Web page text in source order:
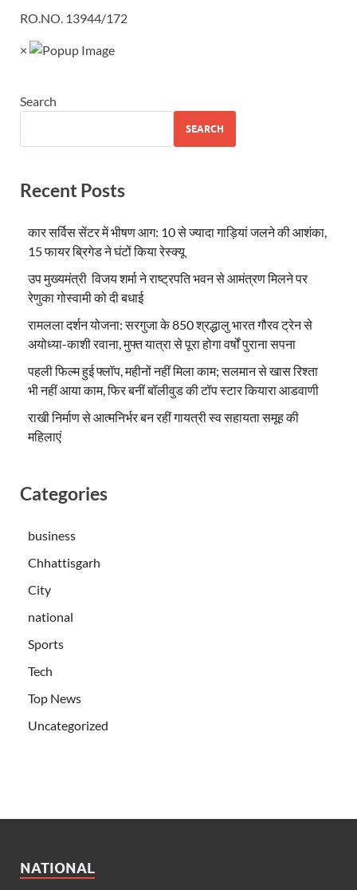
RO.NO. 13944/172
×
Search
SEARCH
Recent Posts
कार सर्विस सेंटर में भीषण आग: 10 से ज्यादा गाड़ियां जलने की आशंका,
15 फायर ब्रिगेड ने घंटों किया रेस्क्यू
उप मुख्यमंत्री विजय शर्मा ने राष्ट्रपति भवन से आमंत्रण मिलने पर
रेणुका गोस्वामी को दी बधाई
रामलला दर्शन योजना: सरगुजा के 850 श्रद्धालु भारत गौरव ट्रेन से
अयोध्या-काशी रवाना, मुफ्त यात्रा से पूरा होगा वर्षों पुराना सपना
पहली फिल्म हुई फ्लॉप, महीनों नहीं मिला काम; सलमान से खास रिश्ता
भी नहीं आया काम, फिर बनीं बॉलीवुड की टॉप स्टार कियारा आडवाणी
राखी निर्माण से आत्मनिर्भर बन रहीं गायत्री स्व सहायता समूह की
महिलाएं
Categories
business
Chhattisgarh
City
national
Sports
Tech
Top News
Uncategorized
NATIONAL